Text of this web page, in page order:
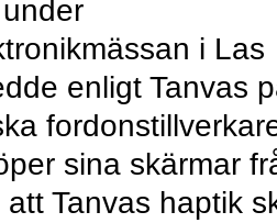
i Las
enligt Tanvas
sina skärmar
Tanvas haptik